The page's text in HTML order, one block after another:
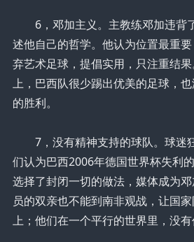
6，邓加主义。主教练邓加违背
述他自己的哲学。他认为位置最重
弃艺术足球，提倡实用，只注重结
上，巴西队很少踢出优美的足球，
的胜利。
7，没有精神支持的球队。球迷
们认为巴西2006年德国世界杯失利
选择了封闭一切的做法，媒体成为
员的双亲也不能到南非观战，让国
上；他们在一个平行的世界里，没有